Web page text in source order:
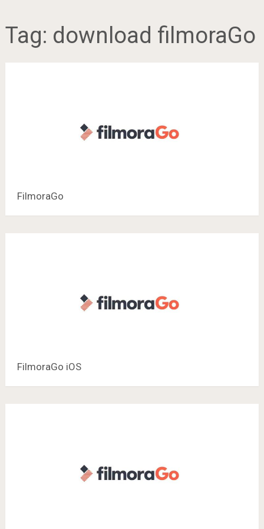
Tag: download filmoraGo
FilmoraGo
FilmoraGo iOS